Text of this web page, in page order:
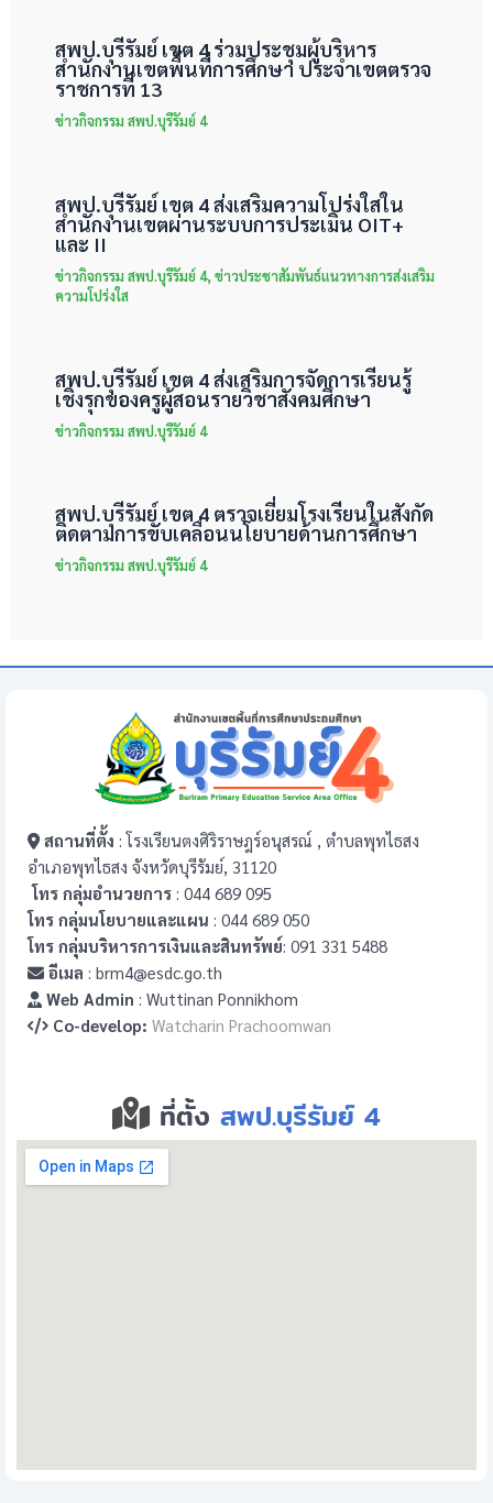
สพป.บุรีรัมย์ เขต 4 ร่วมประชุมผู้บริหาร
สำนักงานเขตพื้นที่การศึกษา ประจำเขตตรวจ
ราชการที่ 13
ข่าวกิจกรรม สพป.บุรีรัมย์ 4
สพป.บุรีรัมย์ เขต 4 ส่งเสริมความโปร่งใสใน
สำนักงานเขตผ่านระบบการประเมิน OIT+
และ II
ข่าวกิจกรรม สพป.บุรีรัมย์ 4, ข่าวประชาสัมพันธ์แนวทางการส่งเสริม
ความโปร่งใส
สพป.บุรีรัมย์ เขต 4 ส่งเสริมการจัดการเรียนรู้
เชิงรุกของครูผู้สอนรายวิชาสังคมศึกษา
ข่าวกิจกรรม สพป.บุรีรัมย์ 4
สพป.บุรีรัมย์ เขต 4 ตรวจเยี่ยมโรงเรียนในสังกัด
ติดตามการขับเคลื่อนนโยบายด้านการศึกษา
ข่าวกิจกรรม สพป.บุรีรัมย์ 4
สถานที่ตั้ง : โรงเรียนตงศิริราษฎร์อนุสรณ์ , ตำบลพุทไธสง
อำเภอพุทไธสง จังหวัดบุรีรัมย์, 31120
โทร กลุ่มอำนวยการ : 044 689 095
โทร กลุ่มนโยบายและแผน : 044 689 050
โทร กลุ่มบริหารการเงินและสินทรัพย์: 091 331 5488
อีเมล : brm4@esdc.go.th
Web Admin : Wuttinan Ponnikhom
Co-develop: Watcharin Prachoomwan
ที่ตั้ง สพป.บุรีรัมย์ 4